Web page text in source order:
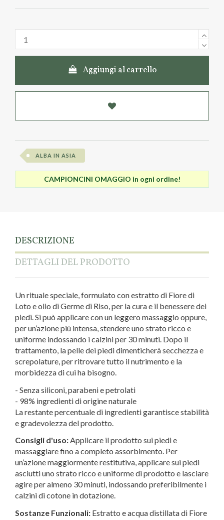
Aggiungi al carrello
ALBA IN ASIA
CAMPIONCINI OMAGGIO in ogni ordine!
DESCRIZIONE
DETTAGLI DEL PRODOTTO
Un rituale speciale, formulato con estratto di Fiore di
Loto e olio di Germe di Riso, per la cura e il benessere dei
piedi. Si può applicare con un leggero massaggio oppure,
per un’azione più intensa, stendere uno strato ricco e
uniforme indossando i calzini per 30 minuti. Dopo il
trattamento, la pelle dei piedi dimenticherà secchezza e
screpolature, per ritrovare tutto il nutrimento e la
morbidezza di cui ha bisogno.
- Senza siliconi, parabeni e petrolati
- 98% ingredienti di origine naturale
La restante percentuale di ingredienti garantisce stabilità
e gradevolezza del prodotto.
Consigli d'uso:Applicare il prodotto sui piedi e
massaggiare fino a completo assorbimento. Per
un’azione maggiormente restitutiva, applicare sui piedi
asciutti uno strato ricco e uniforme di prodotto e lasciare
agire per almeno 30 minuti, indossando preferibilmente i
calzini di cotone in dotazione.
Sostanze Funzionali: Estratto e acqua distillata di Fiore